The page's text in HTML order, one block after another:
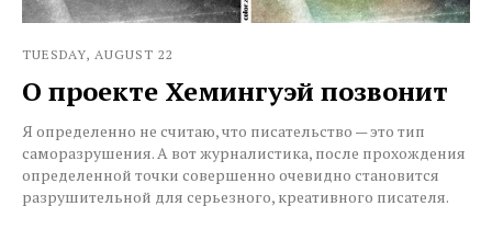
TUESDAY, AUGUST 22
О проекте Хемингуэй позвонит
Я определенно не считаю, что писательство — это тип
саморазрушения. А вот журналистика, после прохождения
определенной точки совершенно очевидно становится
разрушительной для серьезного, креативного писателя.